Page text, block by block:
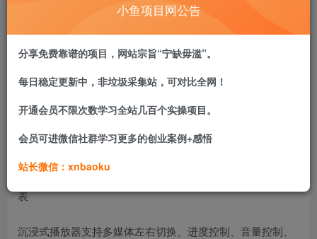
软件特点
搜索抖音用户，查看主页作品、收藏、点赞等内容
粘贴分享链接解析单条作品，支持视频、图集和部分Live
Photo内容
批量下载用户作品、搜索结果、推荐流、收藏列表和点赞列
表
沉浸式播放器支持多媒体左右切换、进度控制、音量控制、
小鱼项目网公告
分享免费靠谱的项目，网站宗旨“宁缺毋滥”。
每日稳定更新中，非垃圾采集站，可对比全网！
开通会员不限次数学习全站几百个实操项目。
会员可进微信社群学习更多的创业案例+感悟
站长微信：xnbaoku